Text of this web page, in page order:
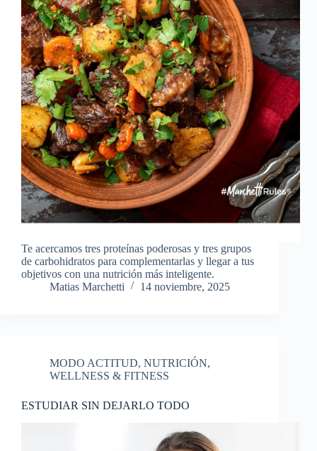
Te acercamos tres proteínas poderosas y tres grupos
de carbohidratos para complementarlas y llegar a tus
objetivos con una nutrición más inteligente.
Matias Marchetti
14 noviembre, 2025
MODO ACTITUD, NUTRICIÓN,
WELLNESS & FITNESS
ESTUDIAR SIN DEJARLO TODO